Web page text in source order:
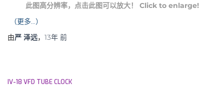
此图高分辨率，点击此图可以放大！ Click to enlarge!
（更多…）
由严 泽远， 13年 前
IV-18 VFD TUBE CLOCK